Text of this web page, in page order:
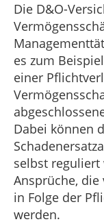
Die D&O-
es zum
einer
Dabei können
selbst reguliert
Ansprüche,
in Folge der
werden.